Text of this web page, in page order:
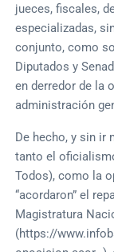
jueces, fiscales,
especializadas,
conjunto, como
Diputados y
en derredor de la
administración
De hecho, y sin ir
tanto el
Todos), como la
“acordaron” el
Magistratura
(https://